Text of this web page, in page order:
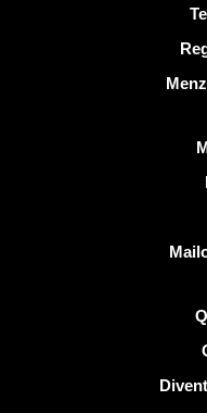
Più infurmazione nantu